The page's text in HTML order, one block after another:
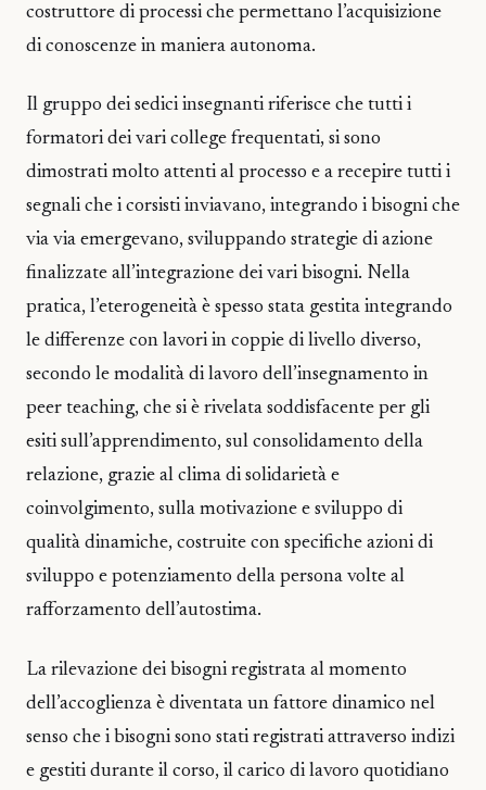
costruttore di processi che permettano l’acquisizione
di conoscenze in maniera autonoma.
Il gruppo dei sedici insegnanti riferisce che tutti i
formatori dei vari college frequentati, si sono
dimostrati molto attenti al processo e a recepire tutti i
segnali che i corsisti inviavano, integrando i bisogni che
via via emergevano, sviluppando strategie di azione
finalizzate all’integrazione dei vari bisogni. Nella
pratica, l’eterogeneità è spesso stata gestita integrando
le differenze con lavori in coppie di livello diverso,
secondo le modalità di lavoro dell’insegnamento in
peer teaching, che si è rivelata soddisfacente per gli
esiti sull’apprendimento, sul consolidamento della
relazione, grazie al clima di solidarietà e
coinvolgimento, sulla motivazione e sviluppo di
qualità dinamiche, costruite con specifiche azioni di
sviluppo e potenziamento della persona volte al
rafforzamento dell’autostima.
La rilevazione dei bisogni registrata al momento
dell’accoglienza è diventata un fattore dinamico nel
senso che i bisogni sono stati registrati attraverso indizi
e gestiti durante il corso, il carico di lavoro quotidiano